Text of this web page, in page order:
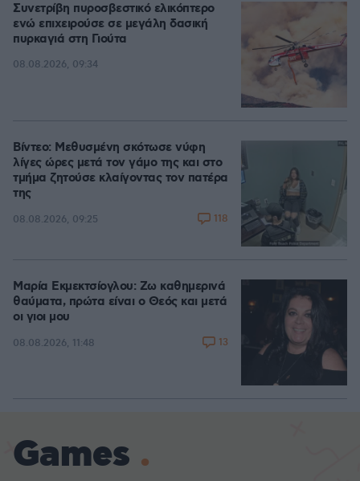
Συνετρίβη πυροσβεστικό ελικόπτερο
ενώ επιχειρούσε σε μεγάλη δασική
πυρκαγιά στη Γιούτα
08.08.2026, 09:34
Βίντεο: Μεθυσμένη σκότωσε νύφη
λίγες ώρες μετά τον γάμο της και στο
τμήμα ζητούσε κλαίγοντας τον πατέρα
της
08.08.2026, 09:25 118
Μαρία Εκμεκτσίογλου: Ζω καθημερινά
θαύματα, πρώτα είναι ο Θεός και μετά
οι γιοι μου
08.08.2026, 11:48 13
Games